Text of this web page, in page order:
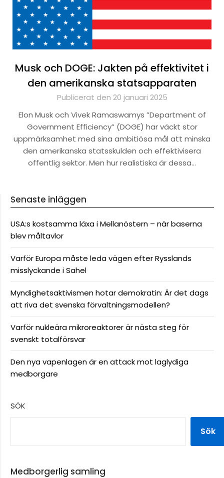
Musk och DOGE: Jakten på effektivitet i
den amerikanska statsapparaten
Publicerat den 20 januari 2025
Elon Musk och Vivek Ramaswamys ”Department of
Government Efficiency” (DOGE) har väckt stor
uppmärksamhet med sina ambitiösa mål att minska
den amerikanska statsskulden och effektivisera
offentlig sektor. Men hur realistiska är dessa…
Senaste inläggen
USA:s kostsamma läxa i Mellanöstern – när baserna
blev måltavlor
Varför Europa måste leda vägen efter Rysslands
misslyckande i Sahel
Myndighetsaktivismen hotar demokratin: Är det dags
att riva det svenska förvaltningsmodellen?
Varför nukleära mikroreaktorer är nästa steg för
svenskt totalförsvar
Den nya vapenlagen är en attack mot laglydiga
medborgare
SÖK
Sök
Medborgerlig samling